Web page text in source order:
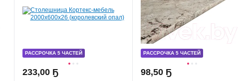
РАССРОЧКА 5 ЧАСТЕЙ
233,00 Ҕ
РАССРОЧКА 5 ЧАСТЕЙ
98,50 Ҕ